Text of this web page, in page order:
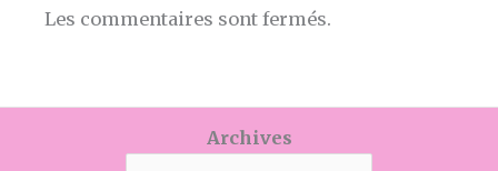
Les commentaires sont fermés.
Archives